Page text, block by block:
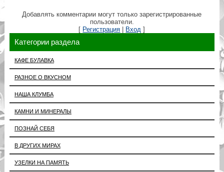
Добавлять комментарии могут только зарегистрированные
пользователи.
[ Регистрация | Вход ]
Категории раздела
КАФЕ БУЛАВКА
РАЗНОЕ О ВКУСНОМ
НАША КЛУМБА
КАМНИ И МИНЕРАЛЫ
ПОЗНАЙ СЕБЯ
В ДРУГИХ МИРАХ
УЗЕЛКИ НА ПАМЯТЬ